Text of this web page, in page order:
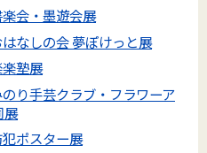
会・墨遊会展
なしの会 夢ぽけっと展
塾展
り手芸クラブ・フラワーア
展
ポスター展